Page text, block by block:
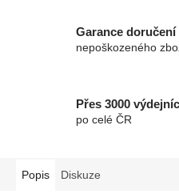
Garance doručení
nepoškozeného
Přes 3000
po celé ČR
Popis Diskuze